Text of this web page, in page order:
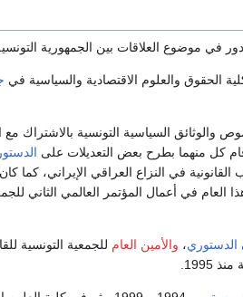
قام كل منهما بطرح بعض التعديلات على
في النزاع العراقي الإيراني، كما
في أعمال المؤتمر العالمي الثاني
الدستوري، والأمين العام للجمعية التونسية